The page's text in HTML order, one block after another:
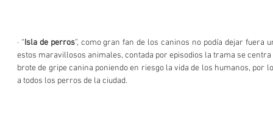
· “Isla de perros”, como gran fan de los caninos no podía dejar fuera
estos maravillosos animales, contada por episodios la trama se
brote de gripe canina poniendo en riesgo la vida de los humanos, por
a todos los perros de la ciudad.